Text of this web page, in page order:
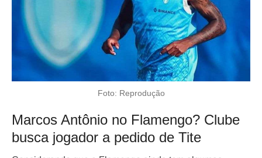
Foto: Reprodução
Marcos Antônio no Flamengo? Clube
busca jogador a pedido de Tite